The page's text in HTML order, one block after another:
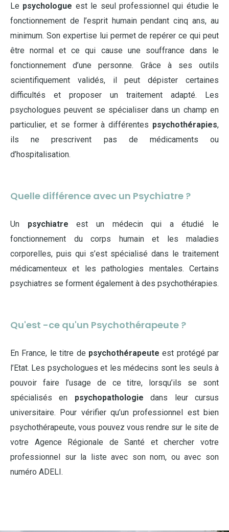
Le psychologue est le seul professionnel qui étudie le
fonctionnement de l’esprit humain pendant cinq ans, au
minimum. Son expertise lui permet de repérer ce qui peut
être normal et ce qui cause une souffrance dans le
fonctionnement d’une personne. Grâce à ses outils
scientifiquement validés, il peut dépister certaines
difficultés et proposer un traitement adapté. Les
psychologues peuvent se spécialiser dans un champ en
particulier, et se former à différentes psychothérapies,
ils ne prescrivent pas de médicaments ou
d’hospitalisation.
Quelle différence avec un Psychiatre ?
Un psychiatre est un médecin qui a étudié le
fonctionnement du corps humain et les maladies
corporelles, puis qui s’est spécialisé dans le traitement
médicamenteux et les pathologies mentales. Certains
psychiatres se forment également à des psychothérapies.
Qu'est -ce qu'un Psychothérapeute ?
En France, le titre de psychothérapeute est protégé par
l’Etat. Les psychologues et les médecins sont les seuls à
pouvoir faire l’usage de ce titre, lorsqu’ils se sont
spécialisés en psychopathologie dans leur cursus
universitaire. Pour vérifier qu’un professionnel est bien
psychothérapeute, vous pouvez vous rendre sur le site de
votre Agence Régionale de Santé et chercher votre
professionnel sur la liste avec son nom, ou avec son
numéro ADELI.